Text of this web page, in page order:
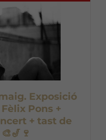
maig. Exposició
Pons +
+ tast de